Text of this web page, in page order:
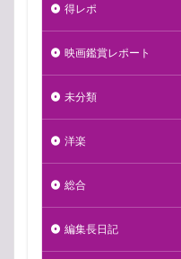
得レポ
映画鑑賞レポート
未分類
洋楽
総合
編集長日記